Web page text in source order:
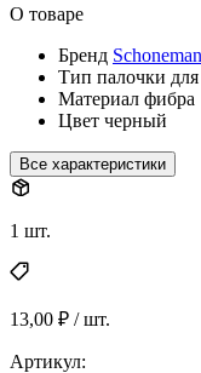
О товаре
Бренд
Тип палочки
Материал фибра
Цвет черный
Все характеристики
1 шт.
13,00 ₽ / шт.
Артикул: